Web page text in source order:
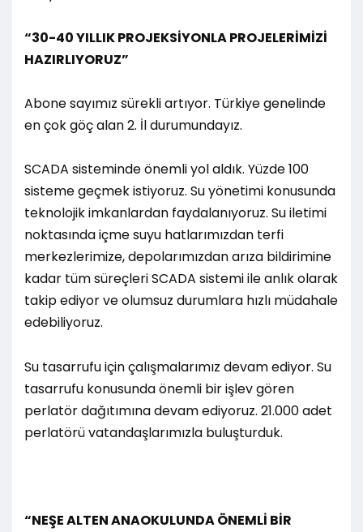
“30-40 YILLIK PROJEKSİYONLA PROJELERİMİZİ
HAZIRLIYORUZ”
Abone sayımız sürekli artıyor. Türkiye genelinde
en çok göç alan 2. İl durumundayız.
SCADA sisteminde önemli yol aldık. Yüzde 100
sisteme geçmek istiyoruz. Su yönetimi konusunda
teknolojik imkanlardan faydalanıyoruz. Su iletimi
noktasında içme suyu hatlarımızdan terfi
merkezlerimize, depolarımızdan arıza bildirimine
kadar tüm süreçleri SCADA sistemi ile anlık olarak
takip ediyor ve olumsuz durumlara hızlı müdahale
edebiliyoruz.
Su tasarrufu için çalışmalarımız devam ediyor. Su
tasarrufu konusunda önemli bir işlev gören
perlatör dağıtımına devam ediyoruz. 21.000 adet
perlatörü vatandaşlarımızla buluşturduk.
“NEŞE ALTEN ANAOKULUNDA ÖNEMLİ BİR